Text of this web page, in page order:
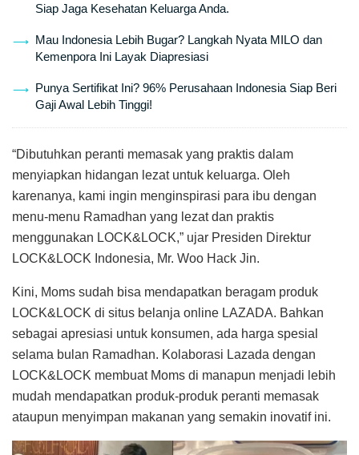
Siap Jaga Kesehatan Keluarga Anda.
Mau Indonesia Lebih Bugar? Langkah Nyata MILO dan
Kemenpora Ini Layak Diapresiasi
Punya Sertifikat Ini? 96% Perusahaan Indonesia Siap Beri
Gaji Awal Lebih Tinggi!
“Dibutuhkan peranti memasak yang praktis dalam
menyiapkan hidangan lezat untuk keluarga. Oleh
karenanya, kami ingin menginspirasi para ibu dengan
menu-menu Ramadhan yang lezat dan praktis
menggunakan LOCK&LOCK,” ujar Presiden Direktur
LOCK&LOCK Indonesia, Mr. Woo Hack Jin.
Kini, Moms sudah bisa mendapatkan beragam produk
LOCK&LOCK di situs belanja online LAZADA. Bahkan
sebagai apresiasi untuk konsumen, ada harga spesial
selama bulan Ramadhan. Kolaborasi Lazada dengan
LOCK&LOCK membuat Moms di manapun menjadi lebih
mudah mendapatkan produk-produk peranti memasak
ataupun menyimpan makanan yang semakin inovatif ini.